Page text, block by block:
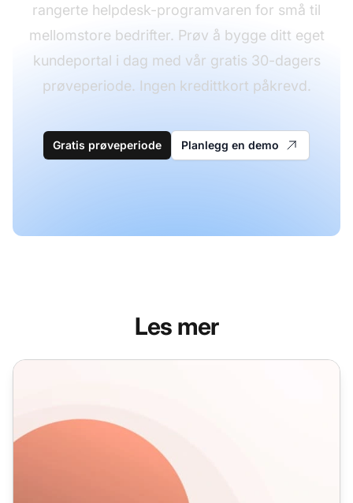
rangerte helpdesk-programvaren for små til
mellomstore bedrifter. Prøv å bygge ditt eget
kundeportal i dag med vår gratis 30-dagers
prøveperiode. Ingen kredittkort påkrevd.
Gratis prøveperiode Planlegg en demo
Les mer
Bekreftelsesmaler for bestillingsbekreftelse